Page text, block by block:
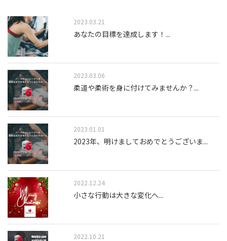
2023.03.21
あなたの目標を達成します！ ...
2023.03.06
柔道や柔術を身に付けてみませんか？ ...
2023.01.01
2023年、明けましておめでとうございま...
2022.12.24
小さな行動は大きな変化へ...
2022.10.21